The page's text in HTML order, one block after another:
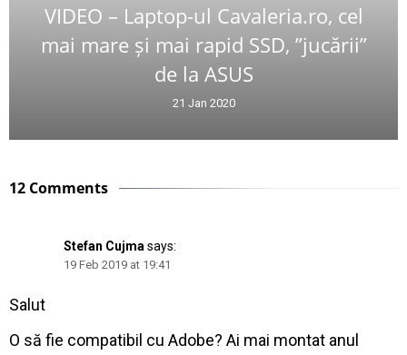
VIDEO – Laptop-ul Cavaleria.ro, cel
mai mare și mai rapid SSD, ”jucării”
de la ASUS
21 Jan 2020
12 Comments
Stefan Cujma says:
19 Feb 2019 at 19:41
Salut
O să fie compatibil cu Adobe? Ai mai montat anul